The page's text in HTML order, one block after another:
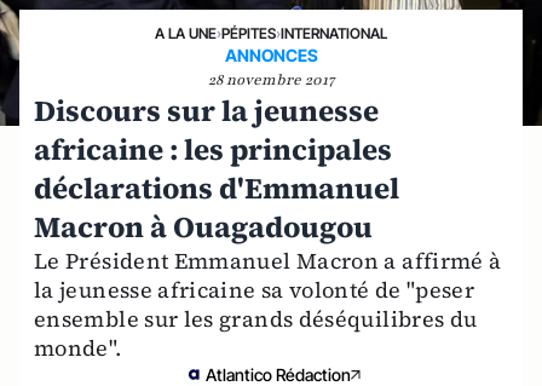
A LA UNE›PÉPITES›INTERNATIONAL
ANNONCES
28 novembre 2017
Discours sur la jeunesse
africaine : les principales
déclarations d'Emmanuel
Macron à Ouagadougou
Le Président Emmanuel Macron a affirmé à
la jeunesse africaine sa volonté de "peser
ensemble sur les grands déséquilibres du
monde".
Atlantico Rédaction